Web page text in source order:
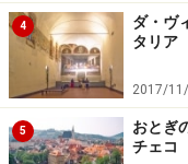
モデナ旧市
（世界遺産）
4
ダ・ヴ
タリア
2017/
5
おとぎ
チェコ